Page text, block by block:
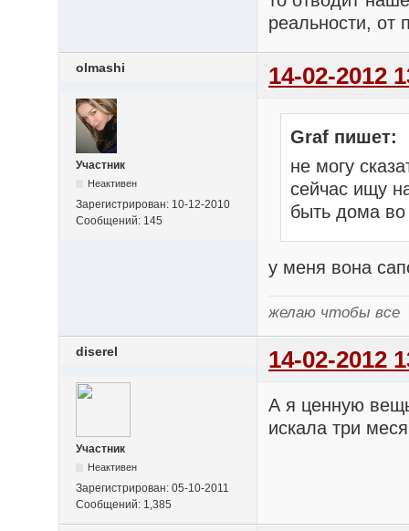
реальности, от
olmashi 14-02-2012
Участник
Неактивен
Зарегистрирован: 10-12-2010
Сообщений: 145
Graf пишет:
не могу
сейчас ищу
быть дома
у меня вона
желаю чтобы все
diserel 14-02-2012
Участник
Неактивен
Зарегистрирован: 05-10-2011
Сообщений: 1,385
А я ценную
искала три